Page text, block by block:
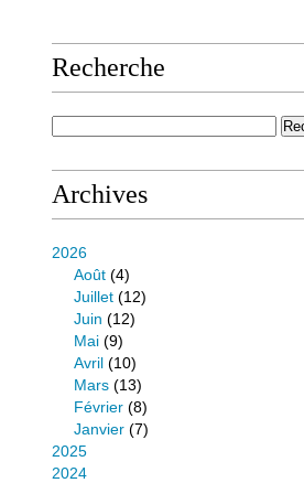
Recherche
Archives
2026
Août (4)
Juillet (12)
Juin (12)
Mai (9)
Avril (10)
Mars (13)
Février (8)
Janvier (7)
2025
2024